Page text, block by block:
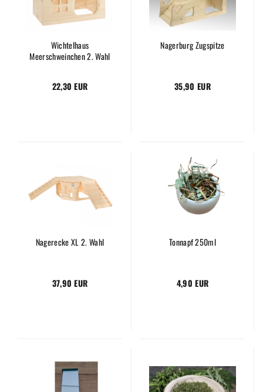
Wichtelhaus
Meerschweinchen 2. Wahl
22,30 EUR
Nagerburg Zugspitze
35,90 EUR
Nagerecke XL 2. Wahl
37,90 EUR
Tonnapf 250ml
4,90 EUR